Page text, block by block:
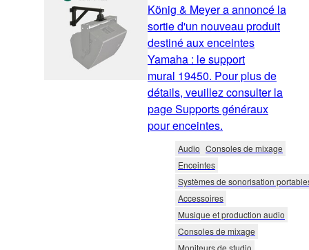
König & Meyer a annoncé la
sortie d'un nouveau produit
destiné aux enceintes
Yamaha : le support
mural 19450. Pour plus de
détails, veuillez consulter la
page Supports généraux
pour enceintes.
Audio Consoles de mixage
Enceintes
Systèmes de sonorisation
Accessoires
Musique et production audio
Consoles de mixage